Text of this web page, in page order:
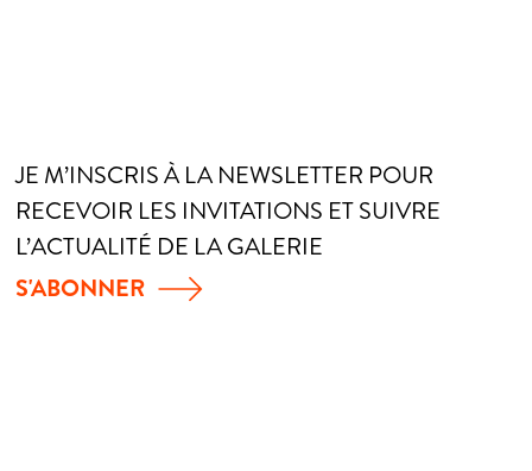
JE M’INSCRIS À LA NEWSLETTER POUR
RECEVOIR LES INVITATIONS ET SUIVRE
L’ACTUALITÉ DE LA GALERIE
S'ABONNER